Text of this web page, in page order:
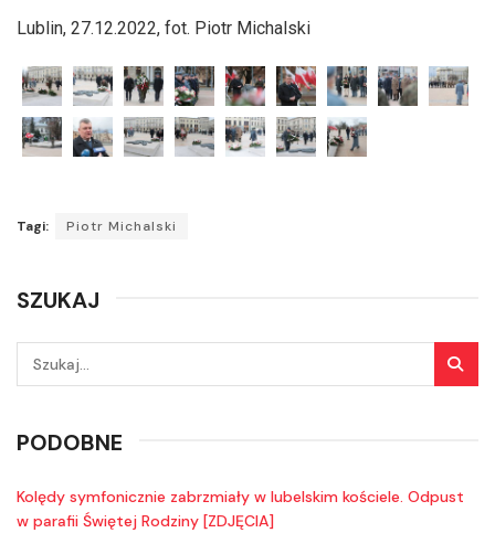
Lublin, 27.12.2022, fot. Piotr Michalski
Tagi: Piotr Michalski
SZUKAJ
PODOBNE
Kolędy symfonicznie zabrzmiały w lubelskim kościele. Odpust
w parafii Świętej Rodziny [ZDJĘCIA]